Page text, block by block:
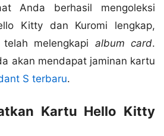
Anda berhasil mengoleksi
Kitty dan Kuromi lengkap,
melengkapi album card.
akan mendapat jaminan kartu
S terbaru.
Kartu Hello Kitty